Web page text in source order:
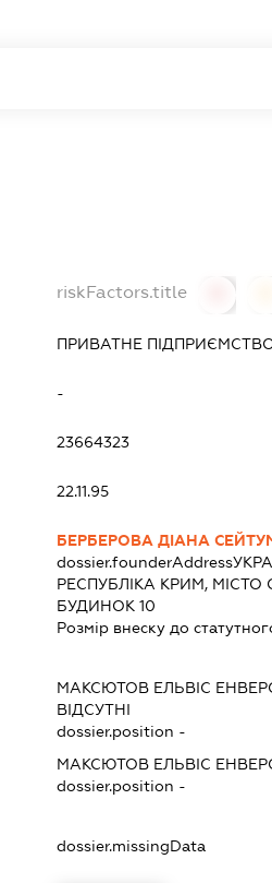
riskFactors.title
ПРИВАТНЕ
-
23664323
22.11.95
БЕРБЕРОВА ДІАНА
dossier.founderAddress
РЕСПУБЛІКА КРИМ,
БУДИНОК 10
Розмір внеску до
МАКСЮТОВ ЕЛЬВІС
ВІДСУТНІ
dossier.position -
МАКСЮТОВ ЕЛЬВІС
dossier.position -
dossier.missingData